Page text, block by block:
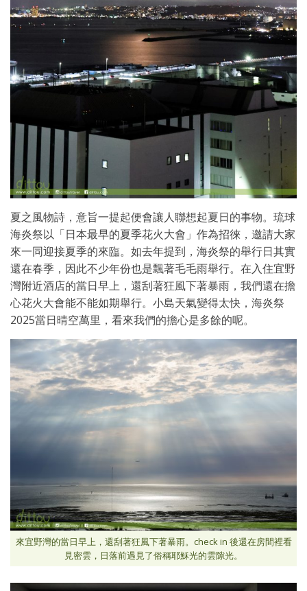
夏之風物詩，意旨一提起便會讓人聯想起夏日的事物。琉球
海炎祭以「日本最早的夏季花火大會」作為招徠，邀請大家
來一同迎接夏季的來臨。如去年提到，海炎祭的舉行日其實
還在春季，因此不少年份也是飄著毛毛雨舉行。在入住宜野
灣附近酒店的當日早上，還刮著狂風下著暴雨，我們還在擔
心花火大會能不能如期舉行。小島天氣變得太快，海炎祭
2025當日晴空萬里，看來我們的擔心是多餘的呢。
來宜野灣的當日早上，還刮著狂風下著暴雨。check in 後還在房間裡看
見密雲，日落前遇見了俗稱耶穌光的雲隙光。